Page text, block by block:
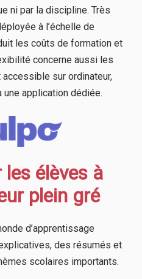
ni par la discipline. Très
à l’échelle de
les coûts de formation et
concerne aussi les
sur ordinateur,
application dédiée.
élèves à
plein gré
d’apprentissage
des résumés et
scolaires importants.